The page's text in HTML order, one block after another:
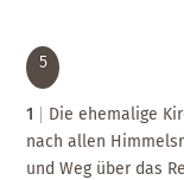
5
1
Die ehemalige
nach allen
und Weg über das